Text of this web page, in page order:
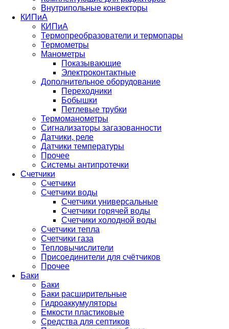
Внутрипольные конвекторы
КИПиА
КИПиА
Термопреобразователи и термопары
Термометры
Манометры
Показывающие
Электроконтактные
Дополнительное оборудование
Переходники
Бобышки
Петлевые трубки
Термоманометры
Сигнализаторы загазованности
Датчики, реле
Датчики температуры
Прочее
Системы антипротечки
Счетчики
Счетчики
Счетчики воды
Счетчики универсальные
Счетчики горячей воды
Счетчики холодной воды
Счетчики тепла
Счетчики газа
Тепловычислители
Присоединители для счётчиков
Прочее
Баки
Баки
Баки расширительные
Гидроаккумуляторы
Емкости пластиковые
Средства для септиков